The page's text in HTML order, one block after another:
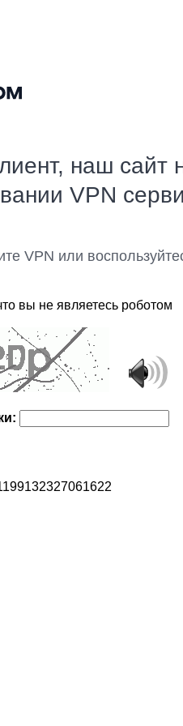
наш сайт
VPN
VPN или
вы не являетесь роботом